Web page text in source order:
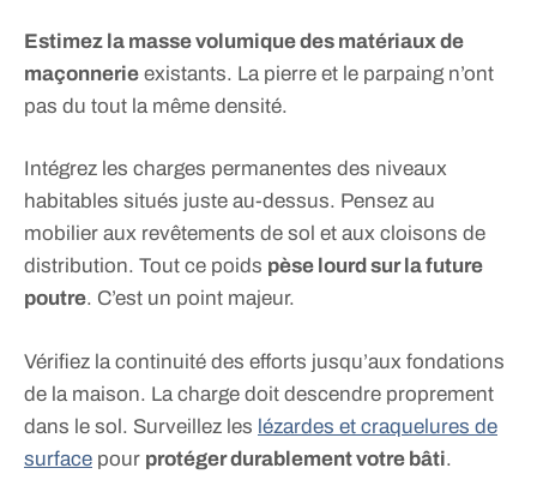
Estimez la masse volumique des matériaux de
maçonnerie existants. La pierre et le parpaing n’ont
pas du tout la même densité.
Intégrez les charges permanentes des niveaux
habitables situés juste au-dessus. Pensez au
mobilier aux revêtements de sol et aux cloisons de
distribution. Tout ce poids pèse lourd sur la future
poutre. C’est un point majeur.
Vérifiez la continuité des efforts jusqu’aux fondations
de la maison. La charge doit descendre proprement
dans le sol. Surveillez les lézardes et craquelures de
surface pour protéger durablement votre bâti.